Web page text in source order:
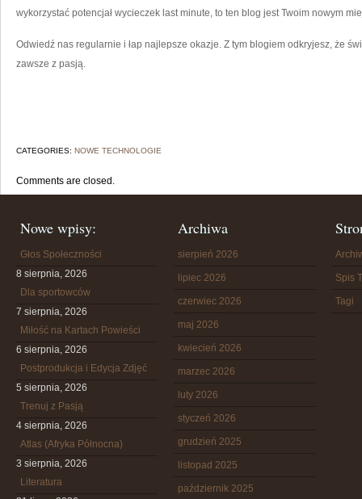
wykorzystać potencjał wycieczek last minute, to ten blog jest Twoim nowym
Odwiedź nas regularnie i łap najlepsze okazje. Z tym blogiem odkryjesz, że
zawsze z pasją.
CATEGORIES: NOWE TECHNOLOGIE
Comments are closed.
Nowe wpisy:
Głos Społeczności
8 sierpnia, 2026
Dla sportowców
7 sierpnia, 2026
Miłość na Kartach Powieści
6 sierpnia, 2026
Postprodukcja i Edycja Zdjęć
5 sierpnia, 2026
Trenuj z Pasją
4 sierpnia, 2026
Atlas (Afryka Północna)
3 sierpnia, 2026
Literatura
Archiwa
sierpień 2026
lipiec 2026
czerwiec 2026
maj 2026
kwiecień 2026
marzec 2026
luty 2026
styczeń 2026
grudzień 2025
listopad 2025
październik 2025
Spis
Tagi